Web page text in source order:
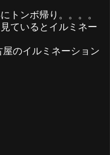
トンボ帰り。。。。
ているとイルミネー
のイルミネーション